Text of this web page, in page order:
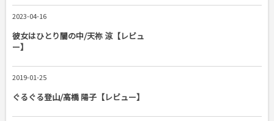
2023-04-16
彼女はひとり闇の中/天祢 涼【レビュ
ー】
2019-01-25
ぐるぐる登山/高橋 陽子【レビュー】